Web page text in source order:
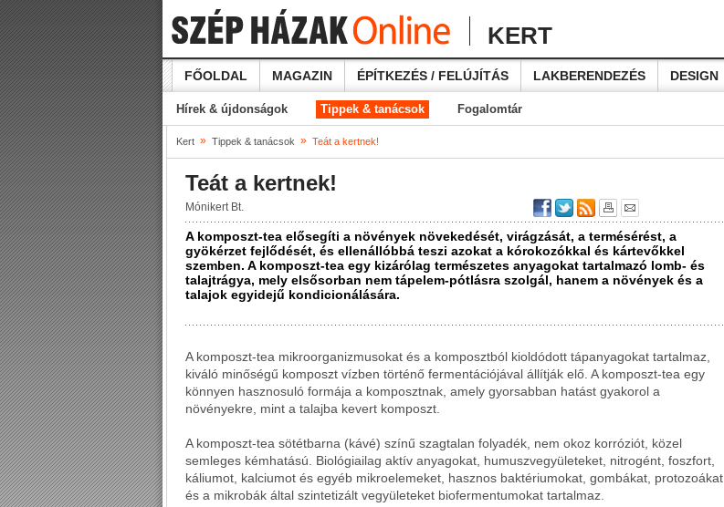
KERT
FŐOLDAL MAGAZIN ÉPÍTKEZÉS / FELÚJÍTÁS LAKBERENDEZÉS DESIGN
Hírek & újdonságok Tippek & tanácsok Fogalomtár
Kert » Tippek & tanácsok » Teát a kertnek!
Teát a kertnek!
Mónikert Bt.
A komposzt-tea elősegíti a növények növekedését, virágzását, a termésérést, a
gyökérzet fejlődését, és ellenállóbbá teszi azokat a kórokozókkal és kártevőkkel
szemben. A komposzt-tea egy kizárólag természetes anyagokat tartalmazó lomb- és
talajtrágya, mely elsősorban nem tápelem-pótlásra szolgál, hanem a növények és a
talajok egyidejű kondicionálására.
A komposzt-tea mikroorganizmusokat és a komposztból kioldódott tápanyagokat tartalmaz,
kiváló minőségű komposzt vízben történő fermentációjával állítják elő. A komposzt-tea egy
könnyen hasznosuló formája a komposztnak, amely gyorsabban hatást gyakorol a
növényekre, mint a talajba kevert komposzt.
A komposzt-tea sötétbarna (kávé) színű szagtalan folyadék, nem okoz korróziót, közel
semleges kémhatású. Biológiailag aktív anyagokat, humuszvegyületeket, nitrogént, foszfort,
káliumot, kalciumot és egyéb mikroelemeket, hasznos baktériumokat, gombákat, protozoákat
és a mikrobák által szintetizált vegyületeket biofermentumokat tartalmaz.